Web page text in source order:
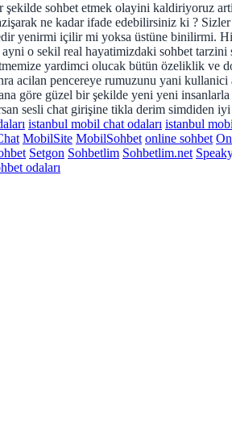
sohbet etmek olayini kaldiriyoruz
ne kadar ifade edebilirsiniz ki ?
yenirmi içilir mi yoksa üstüne binilirmi.
o sekil real hayatimizdaki sohbet
yardimci olucak bütün özeliklik
acilan pencereye rumuzunu yani
göre güzel bir şekilde yeni yeni
sesli chat girişine tikla derim simdiden
istanbul mobil chat odaları istanbul
MobilSite MobilSohbet online sohbet
Setgon Sohbetlim Sohbetlim.net
odaları